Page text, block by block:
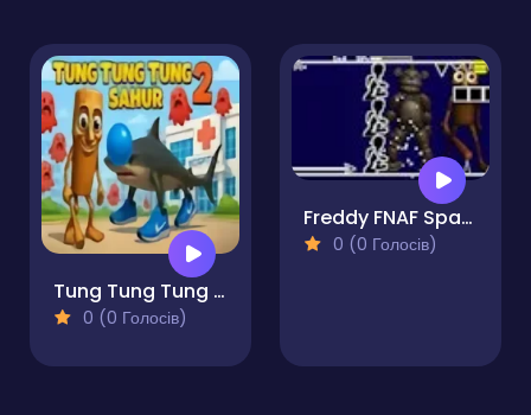
Tung Tung Tung Sahur 2
0 (0 Голосів)
Freddy FNAF Space Waves
0 (0 Голосів)